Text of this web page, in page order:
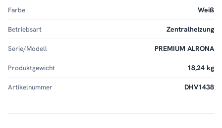
Farbe Weiß
Betriebsart Zentralheizung
Serie/Modell PREMIUM ALRONA
Produktgewicht 18,24 kg
Artikelnummer DHV1438